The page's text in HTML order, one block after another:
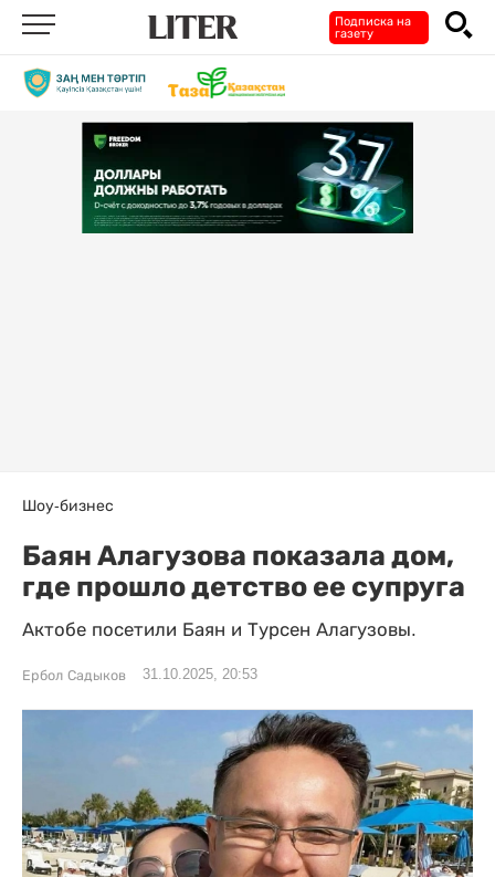
Подписка на
газету
Шоу-бизнес
Баян Алагузова показала дом,
где прошло детство ее супруга
Актобе посетили Баян и Турсен Алагузовы.
Ербол Садыков 31.10.2025, 20:53